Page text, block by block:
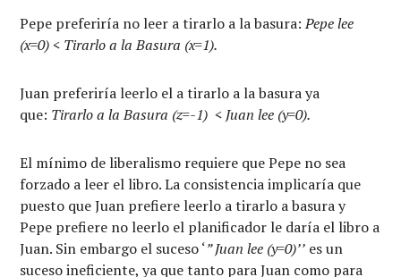
Pepe preferiría no leer a tirarlo a la basura:Pepe lee
(x=0) < Tirarlo a la Basura (x=1).
Juan preferiría leerlo el a tirarlo a la basura ya
que: Tirarlo a la Basura (z=-1) < Juan lee (y=0).
El mínimo de liberalismo requiere que Pepe no sea
forzado a leer el libro. La consistencia implicaría que
puesto que Juan prefiere leerlo a tirarlo a basura y
Pepe prefiere no leerlo el planificador le daría el libro a
Juan. Sin embargo el suceso ‘” Juan lee (y=0)’’ es un
suceso ineficiente, ya que tanto para Juan como para